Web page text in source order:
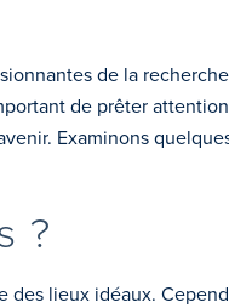
de la
de prêter
Examinons
?
lieux idéaux.